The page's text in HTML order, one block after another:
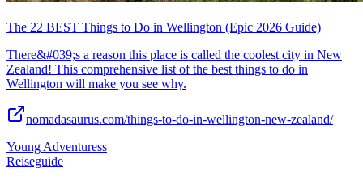
The 22 BEST Things to Do in Wellington (Epic 2026 Guide)
There&#039;s a reason this place is called the coolest city in New
Zealand! This comprehensive list of the best things to do in
Wellington will make you see why.
nomadasaurus.com/things-to-do-in-wellington-new-zealand/
Young Adventuress
Reiseguide